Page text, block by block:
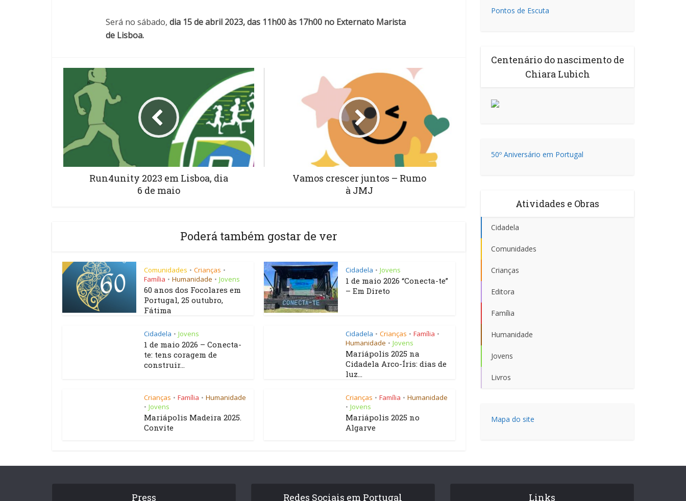
Será no sábado, dia 15 de abril 2023, das 11h00 às 17h00 no Externato Marista
de Lisboa.
Run4unity 2023 em Lisboa, dia
6 de maio
Vamos crescer juntos – Rumo
à JMJ
Poderá também gostar de ver
Comunidades • Crianças •
Família • Humanidade • Jovens
60 anos dos Focolares em
Portugal, 25 outubro,
Fátima
Cidadela • Jovens
1 de maio 2026 “Conecta-te”
– Em Direto
Cidadela • Jovens
1 de maio 2026 – Conecta-
te: tens coragem de
construir...
Cidadela • Crianças • Família •
Humanidade • Jovens
Mariápolis 2025 na
Cidadela Arco-Íris: dias de
luz...
Crianças • Família • Humanidade
• Jovens
Mariápolis Madeira 2025.
Convite
Crianças • Família • Humanidade
• Jovens
Mariápolis 2025 no
Algarve
Pontos de Escuta
Centenário do nascimento de
Chiara Lubich
50º Aniversário em Portugal
Atividades e Obras
Cidadela
Comunidades
Crianças
Editora
Família
Humanidade
Jovens
Livros
Mapa do site
Press Redes Sociais em Portugal Links